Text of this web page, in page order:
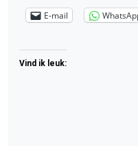
E-mail
Vind ik leuk: